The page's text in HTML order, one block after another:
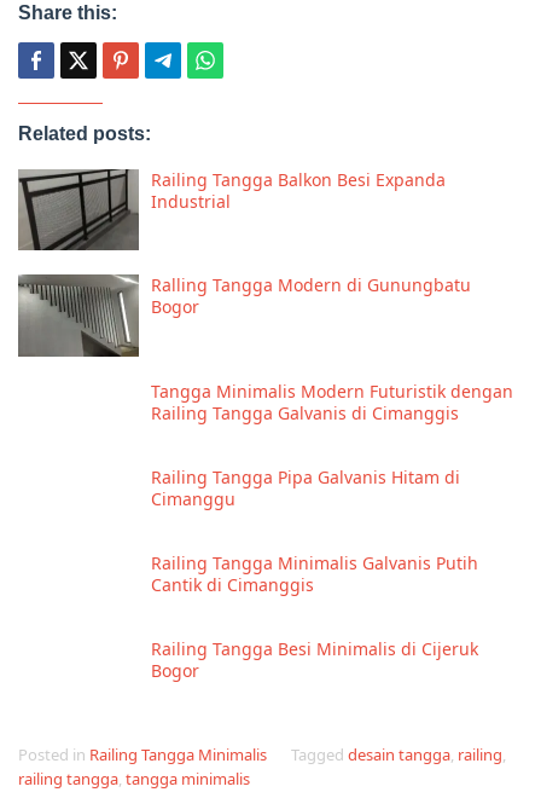
Share this:
Related posts:
Railing Tangga Balkon Besi Expanda
Industrial
Ralling Tangga Modern di Gunungbatu
Bogor
Tangga Minimalis Modern Futuristik dengan
Railing Tangga Galvanis di Cimanggis
Railing Tangga Pipa Galvanis Hitam di
Cimanggu
Railing Tangga Minimalis Galvanis Putih
Cantik di Cimanggis
Railing Tangga Besi Minimalis di Cijeruk
Bogor
Posted in Railing Tangga Minimalis Tagged desain tangga, railing,
railing tangga, tangga minimalis